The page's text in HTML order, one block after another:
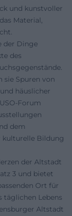
und kunstvoller
Material,
der Dinge
des
sie Spuren von
häuslicher
Forum
dem
kulturelle Bildung
der Altstadt
3 und bietet
Ort für
täglichen Lebens
Altstadt